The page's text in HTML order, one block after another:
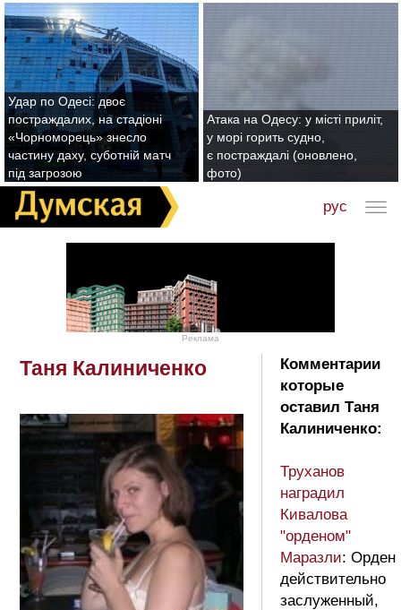
Удар по Одесі: двоє
постраждалих, на стадіоні
«Чорноморець» знесло
частину даху, суботній матч
під загрозою
Атака на Одесу: у місті приліт,
у морі горить судно,
є постраждалі (оновлено,
фото)
рус
Реклама
Таня Калиниченко
Комментарии
которые
оставил Таня
Калиниченко:
Труханов
наградил
Кивалова
"орденом"
Маразли: Орден
действительно
заслуженный,